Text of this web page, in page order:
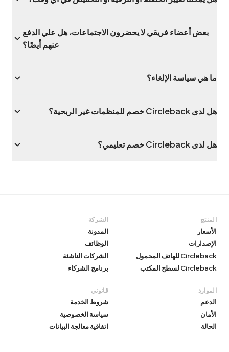
بعض أعضاء فريقي لا يحضرون الاجتماعات، هل علي الدفع
عنهم أيضًا؟
ما هي سياسة الإلغاء؟
هل لدى Circleback خصم للمنظمات غير الربحية؟
هل لدى Circleback خصم تعليمي؟
المنتج
الأسعار
الإصدارات
Circleback للهاتف المحمول
Circleback لسطح المكتب
الشركة
المدونة
الوظائف
الشركات الناشئة
برنامج الشركاء
الموارد
الدعم
الأمان
الحالة
قانوني
شروط الخدمة
سياسة الخصوصية
اتفاقية معالجة البيانات